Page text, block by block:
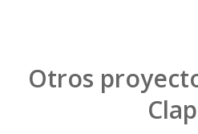
Otros